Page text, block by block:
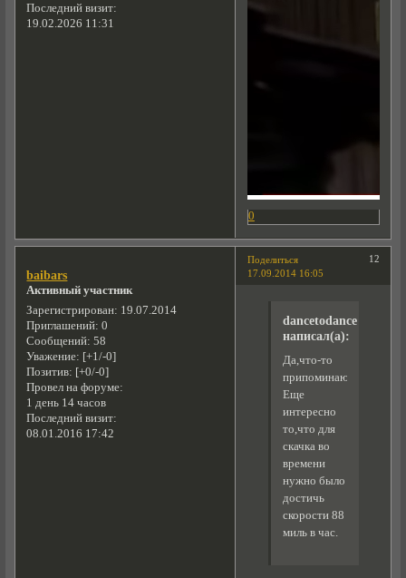
Последний визит:
19.02.2026 11:31
0
Поделиться
12
17.09.2014 16:05
baibars
Активный участник
Зарегистрирован: 19.07.2014
Приглашений: 0
Сообщений: 58
Уважение: [+1/-0]
Позитив: [+0/-0]
Провел на форуме:
1 день 14 часов
Последний визит:
08.01.2016 17:42
dancetodance
написал(а):
Да,что-то
припоминаю.
Еще
интересно
то,что для
скачка во
времени
нужно было
достичь
скорости 88
миль в час.